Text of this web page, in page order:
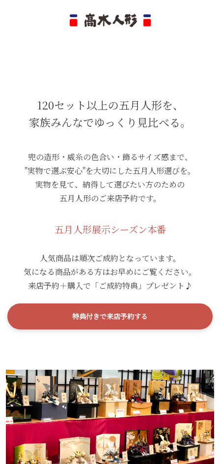
120セット以上の五月人形を、
家族みんなでゆっくり見比べる。
兜の造形・威糸の色合い・飾るサイズ感まで、
"実物で選ぶ安心"を大切にした五月人形選びを。
実物を見て、納得して選びたい方のための
五月人形のご来店予約です。
五月人形展示シーズン本番
人気商品は順次ご成約となっています。
気になる商品がある方はお早めにご覧ください。
来店予約＋購入で「ご成約特典」プレゼント♪
特典付きで来店予約する